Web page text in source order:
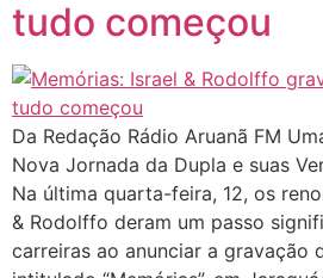
tudo começou
Da Redação Rádio Aruanã FM
Nova Jornada da Dupla e suas
Na última quarta-feira, 12, os
& Rodolffo deram um passo
carreiras ao anunciar a gravação